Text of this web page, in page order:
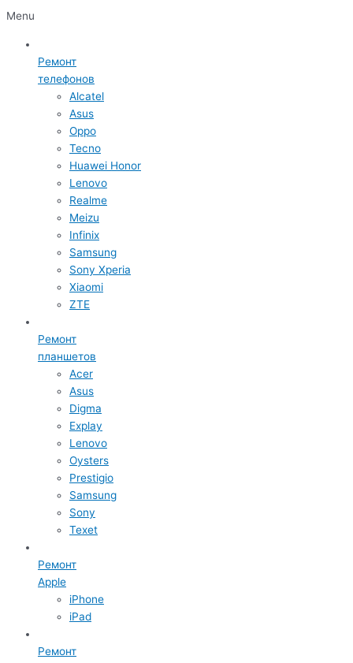
Menu
Ремонт
телефонов
Alcatel
Asus
Oppo
Tecno
Huawei Honor
Lenovo
Realme
Meizu
Infinix
Samsung
Sony Xperia
Xiaomi
ZTE
Ремонт
планшетов
Acer
Asus
Digma
Explay
Lenovo
Oysters
Prestigio
Samsung
Sony
Texet
Ремонт
Apple
iPhone
iPad
Ремонт